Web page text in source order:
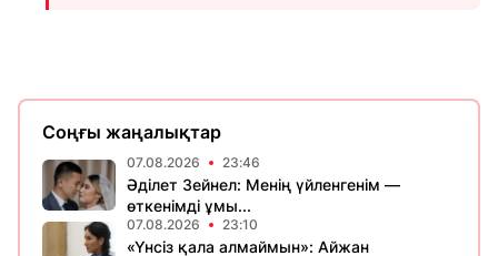
Соңғы жаңалықтар
07.08.2026 23:46
Әділет Зейнел: Менің үйленгенім —
өткенімді ұмы...
07.08.2026 23:10
«Үнсіз қала алмаймын»: Айжан